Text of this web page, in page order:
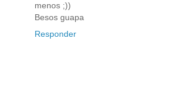
menos ;))
Besos guapa
Responder